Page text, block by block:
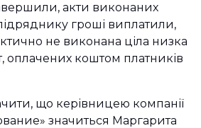
акти виконаних
гроші виплатили,
не виконана ціла низка
оплачених коштом платників
що керівницею компанії
значиться Маргарита